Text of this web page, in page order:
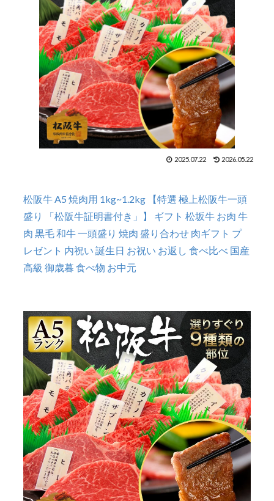
2025.07.22 2026.05.22
松阪牛 A5 焼肉用 1kg~1.2kg 【特選 極上松阪牛一頭
盛り 「松阪牛証明書付き」】 ギフト 松坂牛 お肉 牛
肉 黒毛 和牛 一頭盛り 焼肉 盛り合わせ 肉ギフト プ
レゼント 内祝い 誕生日 お祝い お返し 食べ比べ 国産
高級 御歳暮 食べ物 お中元